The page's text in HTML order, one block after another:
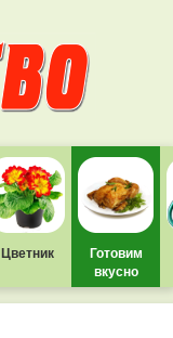
Цветник
Готовим
вкусно